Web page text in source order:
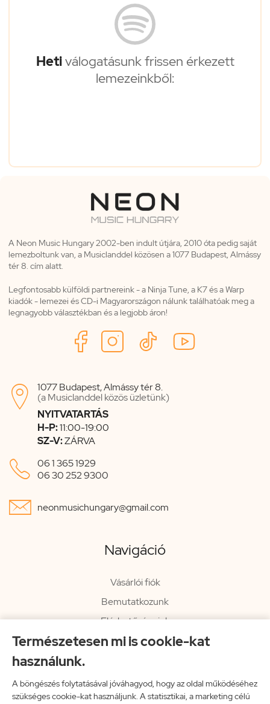
Természetesen mi is cookie-kat
használunk.
A böngészés folytatásával jóváhagyod, hogy az oldal működéséhez
szükséges cookie-kat használjunk. A statisztikai, a marketing célú
Hetiválogatásunk frissen érkezett
lemezeinkből:
A Neon Music Hungary 2002-ben indult útjára, 2010 óta pedig saját
lemezboltunk van, a Musiclanddel közösen a 1077 Budapest, Almássy
tér 8. cím alatt.
Legfontosabb külföldi partnereink - a Ninja Tune, a K7 és a Warp
kiadók - lemezei és CD-i Magyarországon nálunk találhatóak meg a
legnagyobb választékban és a legjobb áron!

1077 Budapest, Almássy tér 8.
(a Musiclanddel közös üzletünk)
NYITVATARTÁS
H-P:11:00-19:00
SZ-V:ZÁRVA
 06 1 365 1929
06 30 252 9300
 neonmusichungary@gmail.com
Navigáció
Vásárlói fiók
Bemutatkozunk
Elérhetőségeink
Hírlevél
Impresszum
Vissza a főoldalra